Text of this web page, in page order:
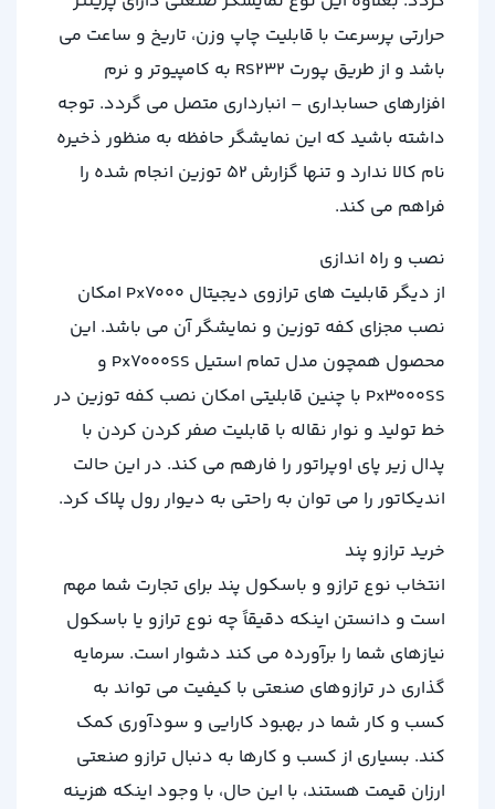
حرارتی پرسرعت با قابلیت چاپ وزن، تاریخ و ساعت می
باشد و از طریق پورت RS232 به کامپیوتر و نرم
افزارهای حسابداری – انبارداری متصل می گردد. توجه
داشته باشید که این نمایشگر حافظه به منظور ذخیره
نام کالا ندارد و تنها گزارش 52 توزین انجام شده را
فراهم می کند.
نصب و راه اندازی
از دیگر قابلیت های ترازوی دیجیتال Px7000 امکان
نصب مجزای کفه توزین و نمایشگر آن می باشد. این
محصول همچون مدل تمام استیل Px7000SS و
Px3000SS با چنین قابلیتی امکان نصب کفه توزین در
خط تولید و نوار نقاله با قابلیت صفر کردن کردن با
پدال زیر پای اوپراتور را فارهم می کند. در این حالت
اندیکاتور را می توان به راحتی به دیوار رول پلاک کرد.
خرید ترازو پند
انتخاب نوع ترازو و باسکول پند برای تجارت شما مهم
است و دانستن اینکه دقیقاً چه نوع ترازو یا باسکول
نیازهای شما را برآورده می کند دشوار است. سرمایه
گذاری در ترازوهای صنعتی با کیفیت می تواند به
کسب و کار شما در بهبود کارایی و سودآوری کمک
کند. بسیاری از کسب و کارها به دنبال ترازو صنعتی
ارزان قیمت هستند، با این حال، با وجود اینکه هزینه